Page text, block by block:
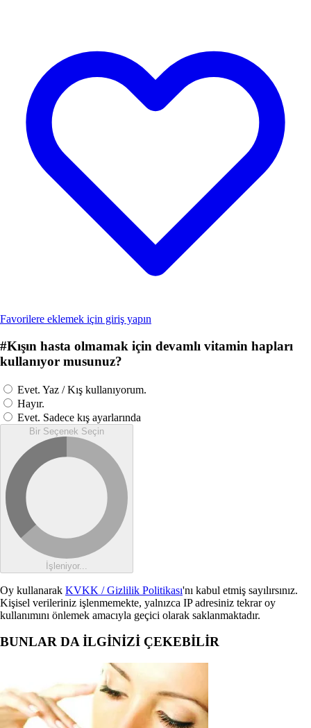
Favorilere eklemek için giriş yapın
#Kışın hasta olmamak için devamlı vitamin hapları
kullanıyor musunuz?
Evet. Yaz / Kış kullanıyorum.
Hayır.
Evet. Sadece kış ayarlarında
Bir Seçenek Seçin
İşleniyor...
Oy kullanarak KVKK / Gizlilik Politikası'nı kabul etmiş sayılırsınız.
Kişisel verileriniz işlenmemekte, yalnızca IP adresiniz tekrar oy
kullanımını önlemek amacıyla geçici olarak saklanmaktadır.
BUNLAR DA İLGİNİZİ ÇEKEBİLİR